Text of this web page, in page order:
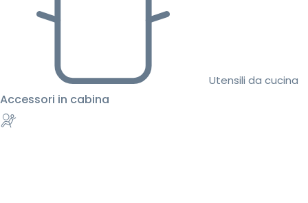
Utensili da cucina
Accessori in cabina